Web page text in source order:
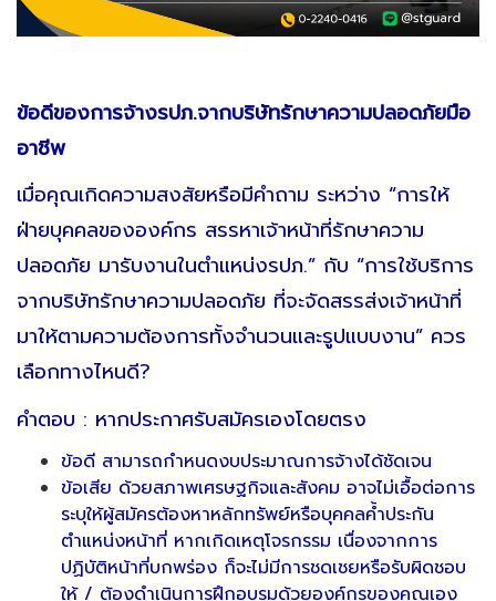
ข้อดีของการจ้างรปภ.จากบริษัทรักษาความปลอดภัยมือ
อาชีพ
เมื่อคุณเกิดความสงสัยหรือมีคำถาม ระหว่าง “การให้
ฝ่ายบุคคลขององค์กร สรรหาเจ้าหน้าที่รักษาความ
ปลอดภัย มารับงานในตำแหน่งรปภ.” กับ “การใช้บริการ
จากบริษัทรักษาความปลอดภัย ที่จะจัดสรรส่งเจ้าหน้าที่
มาให้ตามความต้องการทั้งจำนวนและรูปแบบงาน” ควร
เลือกทางไหนดี?
คำตอบ : หากประกาศรับสมัครเองโดยตรง
ข้อดี สามารถกำหนดงบประมาณการจ้างได้ชัดเจน
ข้อเสีย ด้วยสภาพเศรษฐกิจและสังคม อาจไม่เอื้อต่อการ
ระบุให้ผู้สมัครต้องหาหลักทรัพย์หรือบุคคลค้ำประกัน
ตำแหน่งหน้าที่ หากเกิดเหตุโจรกรรม เนื่องจากการ
ปฏิบัติหน้าที่บกพร่อง ก็จะไม่มีการชดเชยหรือรับผิดชอบ
ให้ / ต้องดำเนินการฝึกอบรมด้วยองค์กรของคุณเอง